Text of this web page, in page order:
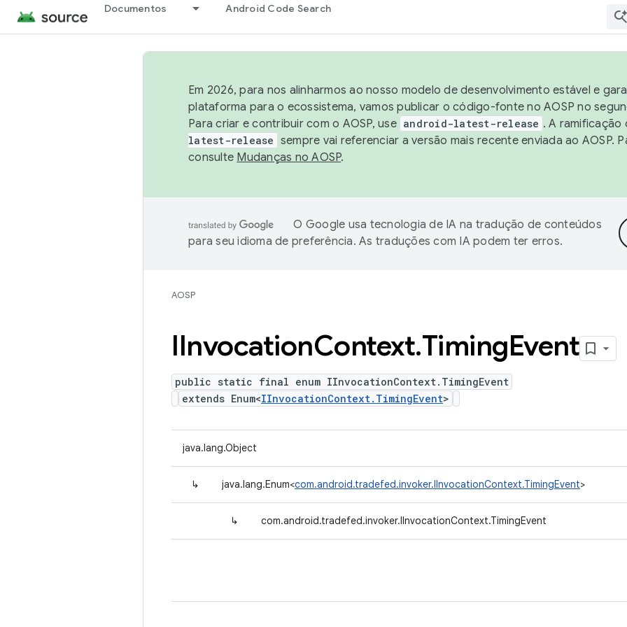
Documentos Android Code Search
Em 2026, para nos alinharmos ao nosso modelo de desenvolvimento estável e
plataforma para o ecossistema, vamos publicar o código-fonte no AOSP no
Para criar e contribuir com o AOSP, use android-latest-release . A
latest-release sempre vai referenciar a versão mais recente enviada ao AOSP.
consulte Mudanças no AOSP.
O Google usa tecnologia de IA na tradução de conteúdos
para seu idioma de preferência. As traduções com IA podem ter erros.
AOSP
IInvocationContext.TimingEvent
public static final enum IInvocationContext.TimingEvent
extends Enum<IInvocationContext.TimingEvent>
java.lang.Object
↳ java.lang.Enum<com.android.tradefed.invoker.IInvocationContext.TimingEvent>
↳ com.android.tradefed.invoker.IInvocationContext.TimingEvent